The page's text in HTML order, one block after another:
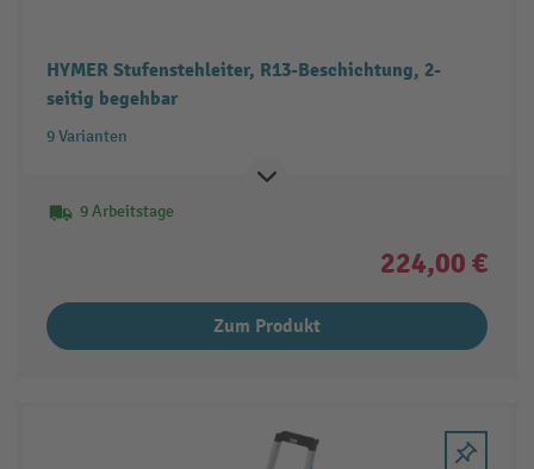
HYMER Stufenstehleiter, R13-Beschichtung, 2-
seitig begehbar
9 Varianten
9 Arbeitstage
224,00 €
Zum Produkt